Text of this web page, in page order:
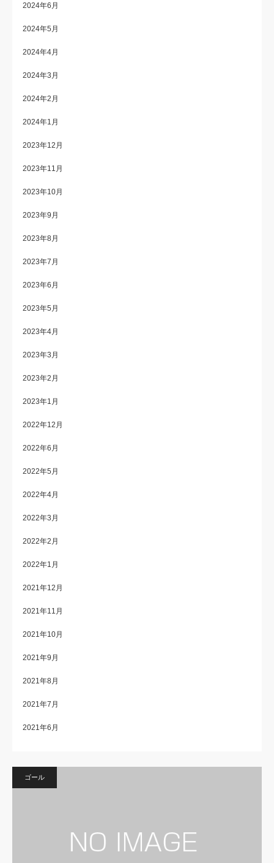
2024年6月
2024年5月
2024年4月
2024年3月
2024年2月
2024年1月
2023年12月
2023年11月
2023年10月
2023年9月
2023年8月
2023年7月
2023年6月
2023年5月
2023年4月
2023年3月
2023年2月
2023年1月
2022年12月
2022年6月
2022年5月
2022年4月
2022年3月
2022年2月
2022年1月
2021年12月
2021年11月
2021年10月
2021年9月
2021年8月
2021年7月
2021年6月
ゴール